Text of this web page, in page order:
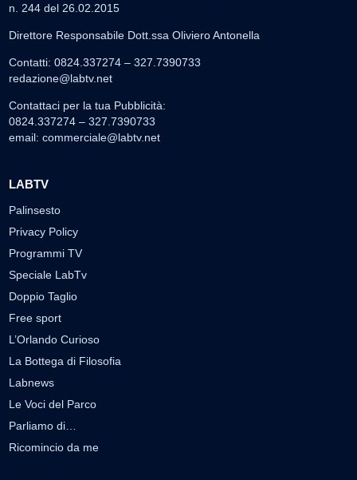
n. 244 del 26.02.2015
Direttore Responsabile Dott.ssa Oliviero Antonella
Contatti: 0824.337274 – 327.7390733
redazione@labtv.net
Contattaci per la tua Pubblicità:
0824.337274 – 327.7390733
email: commerciale@labtv.net
LABTV
Palinsesto
Privacy Policy
Programmi TV
Speciale LabTv
Doppio Taglio
Free sport
L’Orlando Curioso
La Bottega di Filosofia
Labnews
Le Voci del Parco
Parliamo di…
Ricomincio da me